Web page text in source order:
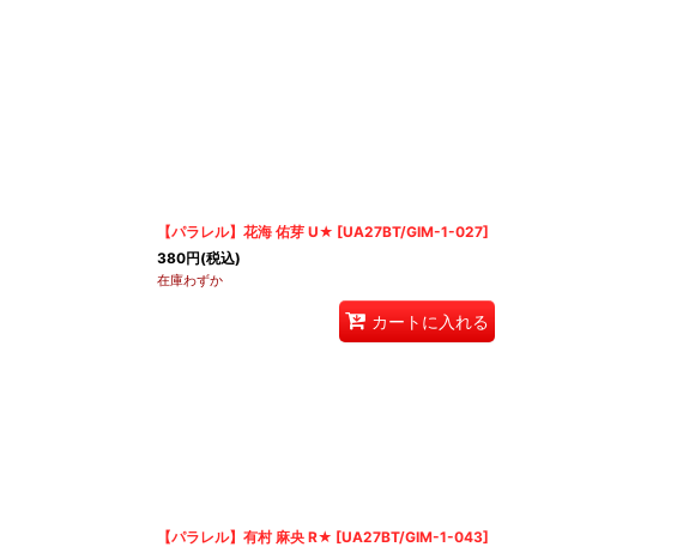
【パラレル】花海 佑芽 U★ [UA27BT/GIM-1-027]
380円(税込)
在庫わずか
カートに入れる
【パラレル】有村 麻央 R★ [UA27BT/GIM-1-043]